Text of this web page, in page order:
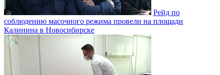
Рейд по
соблюдению масочного режима провели на площади
Калинина в Новосибирске